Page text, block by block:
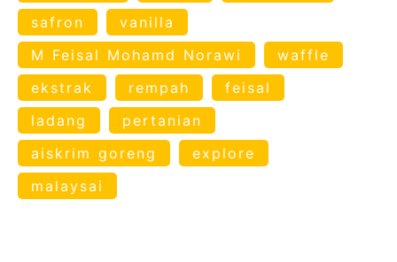
safron
vanilla
M Feisal Mohamd Norawi
waffle
ekstrak
rempah
feisal
ladang
pertanian
aiskrim goreng
explore
malaysai